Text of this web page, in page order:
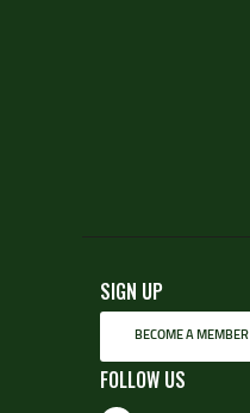
SIGN UP
BECOME A MEMBER
FOLLOW US